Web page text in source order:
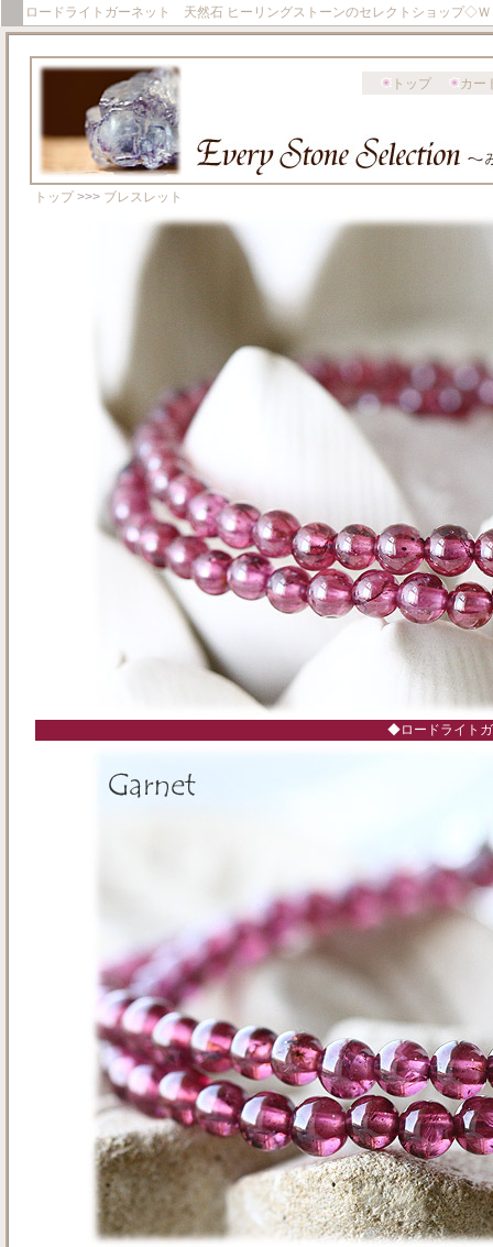
ロードライトガーネット 天然石 ヒーリングストーンのセレクトショップ◇
トップ カー
トップ >>> ブレスレット
◆ロードライト